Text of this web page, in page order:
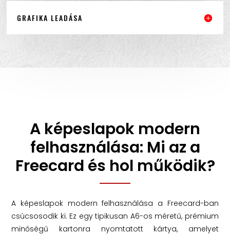
GRAFIKA LEADÁSA
A képeslapok modern
felhasználása: Mi az a
Freecard és hol működik?
A képeslapok modern felhasználása a Freecard-ban
csúcsosodik ki. Ez egy tipikusan A6-os méretű, prémium
minőségű kartonra nyomtatott kártya, amelyet